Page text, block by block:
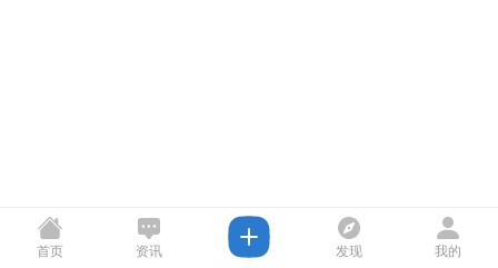
首页 资讯 发现 我的